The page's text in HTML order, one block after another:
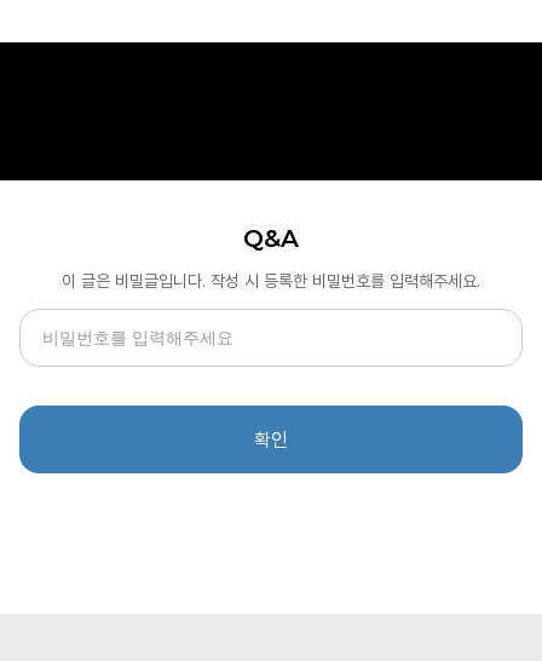
Q&A
이 글은 비밀글입니다. 작성 시 등록한 비밀번호를 입력해주세요.
확인